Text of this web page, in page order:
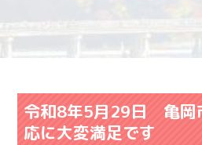
令和8年5月29日 亀
応に大変満足です